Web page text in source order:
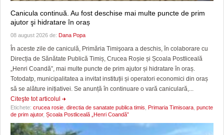
Canicula continuă. Au fost deschise mai multe puncte de prim
ajutor şi hidratare în oraș
08 august 2026 de: Dana Popa
În aceste zile de caniculă, Primăria Timişoara a deschis, în colaborare cu
Direcția de Sănătate Publică Timiș, Crucea Roșie și Școala Postliceală
„Henri Coandă”, mai multe puncte de prim ajutor și hidratare în oraș.
Totodatp, municipalitatea a invitat instituții și operatori economici din oraș
să se alăture inițiativei. Se anunță în continuare o vară caniculară,...
Citeşte tot articolul
Etichete: crucea rosie directia de sanatate publica timis Primaria Timisoara puncte
de prim ajutor, Școala Postliceală „Henri Coandă”